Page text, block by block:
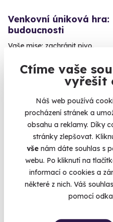
Ctíme vaše
vyřešit
Náš web používá
procházení stránek a
obsahu a reklamy. Díky
stránky zlepšovat.
vše nám dáte souhlas s
webu. Po kliknutí na
informací o cookies a
některé z nich. Váš
pomocí
Venkovní úniková
budoucnosti
Vaše mise: zachránit pivo.
Zlín (+ 12 dalších lokalit)
Volný termín už 10. 08.
AKCE